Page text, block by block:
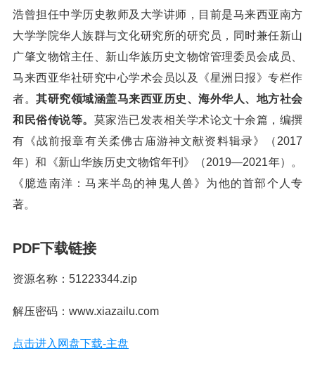
浩曾担任中学历史教师及大学讲师，目前是马来西亚南方
大学学院华人族群与文化研究所的研究员，同时兼任新山
广肇文物馆主任、新山华族历史文物馆管理委员会成员、
马来西亚华社研究中心学术会员以及《星洲日报》专栏作
者。 其研究领域涵盖马来西亚历史、海外华人、地方社会
和民俗传说等。 莫家浩已发表相关学术论文十余篇，编撰
有《战前报章有关柔佛古庙游神文献资料辑录》（2017
年）和《新山华族历史文物馆年刊》（2019—2021年）。
《臆造南洋：马来半岛的神鬼人兽》为他的首部个人专
著。
PDF下载链接
资源名称：51223344.zip
解压密码：www.xiazailu.com
点击进入网盘下载-主盘